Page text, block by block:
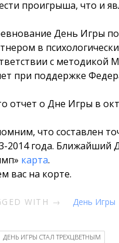
проигрыша, что и
День Игры
в
с методикой
при поддержке
отчет о Дне Игры в
что составлен
2014 года. Ближайший
карта.
вас на корте.
WITH → День Игры
ДЕНЬ ИГРЫ СТАЛ ТРЕХЦВЕТНЫМ